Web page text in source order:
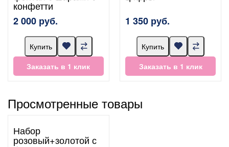
конфетти
2 000 руб.
Купить
Заказать в 1 клик
1 350 руб.
Купить
Заказать в 1 клик
Просмотренные товары
Набор
розовый+золотой с